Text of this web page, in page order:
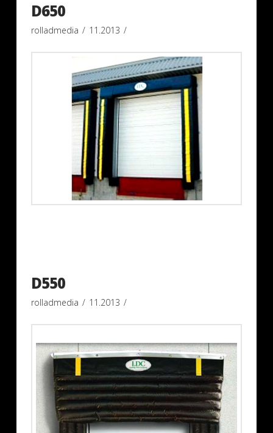
D650
rolladmedia 11.2013
D550
rolladmedia 11.2013